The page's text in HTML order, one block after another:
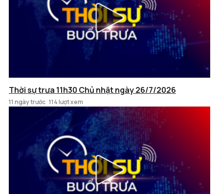
Thời sự trưa 11h30 Chủ nhật ngày 26/7/2026
11 ngày trước 114 lượt xem